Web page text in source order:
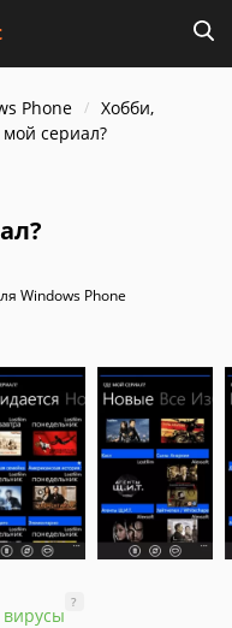
Phone
Хобби,
мой сериал?
Windows Phone
?